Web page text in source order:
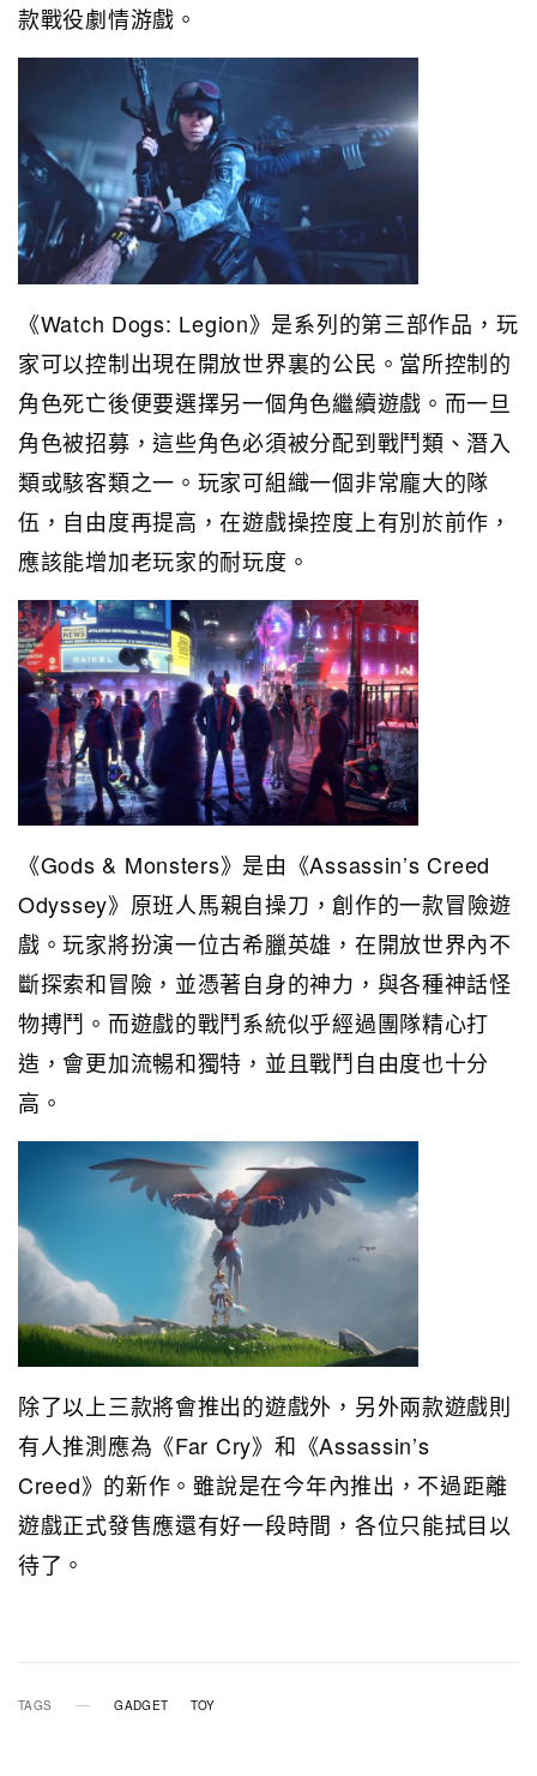
款戰役劇情游戲。
《Watch Dogs: Legion》是系列的第三部作品，玩
家可以控制出現在開放世界裏的公民。當所控制的
角色死亡後便要選擇另一個角色繼續遊戲。而一旦
角色被招募，這些角色必須被分配到戰鬥類、潛入
類或駭客類之一。玩家可組織一個非常龐大的隊
伍，自由度再提高，在遊戲操控度上有別於前作，
應該能增加老玩家的耐玩度。
《Gods & Monsters》是由《Assassin’s Creed
Odyssey》原班人馬親自操刀，創作的一款冒險遊
戲。玩家將扮演一位古希臘英雄，在開放世界內不
斷探索和冒險，並憑著自身的神力，與各種神話怪
物搏鬥。而遊戲的戰鬥系統似乎經過團隊精心打
造，會更加流暢和獨特，並且戰鬥自由度也十分
高。
除了以上三款將會推出的遊戲外，另外兩款遊戲則
有人推測應為《Far Cry》和《Assassin’s
Creed》的新作。雖說是在今年內推出，不過距離
遊戲正式發售應還有好一段時間，各位只能拭目以
待了。
TAGS GADGET TOY